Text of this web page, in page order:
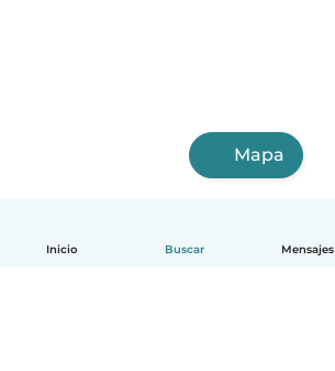
Inicio Buscar Mensajes
Mapa